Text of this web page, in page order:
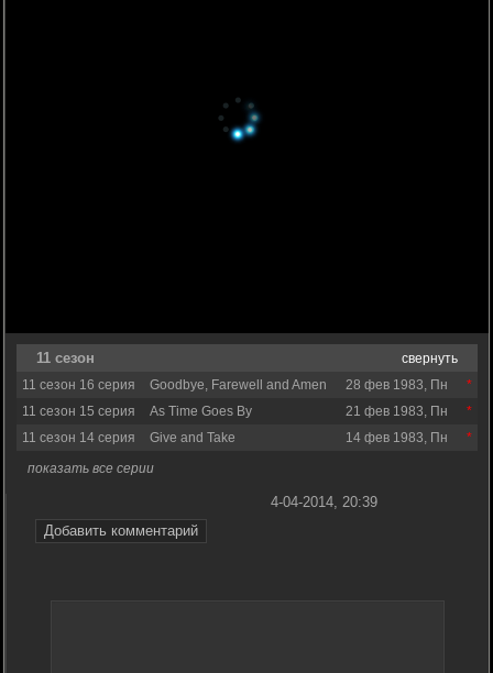
11 сезон
свернуть
11 сезон 16 серия
Goodbye, Farewell and Amen
28 фев 1983, Пн
11 сезон 15 серия
As Time Goes By
21 фев 1983, Пн
11 сезон 14 серия
Give and Take
14 фев 1983, Пн
показать все серии
Добавить комментарий
4-04-2014, 20:39